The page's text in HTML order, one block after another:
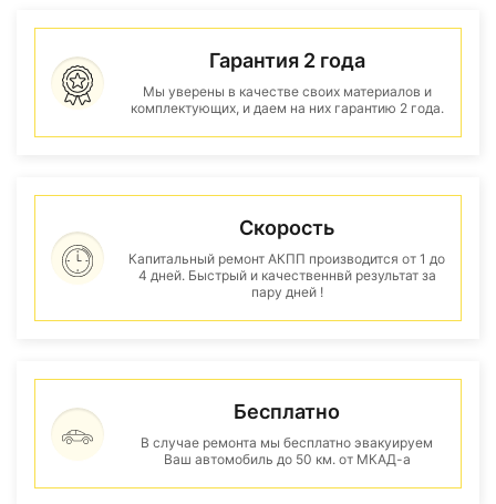
Гарантия 2 года
Мы уверены в качестве своих материалов и
комплектующих, и даем на них гарантию 2 года.
Скорость
Капитальный ремонт АКПП производится от 1 до
4 дней. Быстрый и качественнвй результат за
пару дней !
Бесплатно
В случае ремонта мы бесплатно эвакуируем
Ваш автомобиль до 50 км. от МКАД-а